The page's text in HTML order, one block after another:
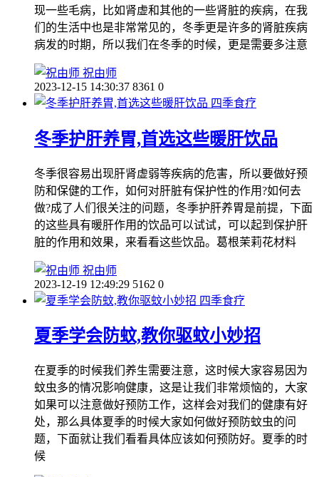
现一些毛病，比如肾虚和其他的一些肾脏的疾病，在我
们的生活中也是非常常见的，冬季更是许多的肾脏疾病
病发的时期，所以我们在冬季的时候，更是需要多注意
祝由师
2023-12-15 14:30:37 8361 0
四季食疗
冬季护肝养胃,首选这些暖肝饮品
冬季很容易出现肝肾虚弱等疾病的危害，所以要做好预
防和保健的工作，如何对肝脏有保护性的作用?如何去
做?成了人们很关注的问题，冬季护肝养胃是前提，下面
的这些具有暖肝作用的饮品可以试试，可以起到保护肝
脏的作用和效果，来看看这些饮品。葛根茉莉花材料
祝由师
2023-12-19 12:49:29 5162 0
四季食疗
夏季学会防蚊,教你驱蚊小妙招
在夏季的时候我们养生需要注意，这时候大家容易因为
蚊虫多的情况影响健康，这是让我们非常烦恼的，大家
如果可以注意做好预防工作，这样会对我们的健康有好
处，那么具体夏季的时候大家如何做好预防蚊虫的问
题，下面就让我们看看具体应该如何预防好。夏季的时
候